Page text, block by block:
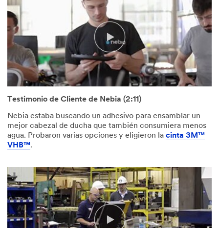
Testimonio de Cliente de Nebia (2:11)
Nebia estaba buscando un adhesivo para ensamblar un
mejor cabezal de ducha que también consumiera menos
agua. Probaron varias opciones y eligieron la cinta 3M™
VHB™.